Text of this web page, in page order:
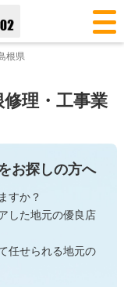
根県
理・工事業
お探しの方へ
すか？
した地元の優良店
任せられる地元の